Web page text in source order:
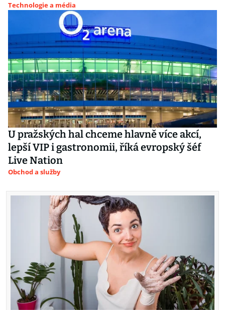
Technologie a média
U pražských hal chceme hlavně více akcí,
lepší VIP i gastronomii, říká evropský šéf
Live Nation
Obchod a služby